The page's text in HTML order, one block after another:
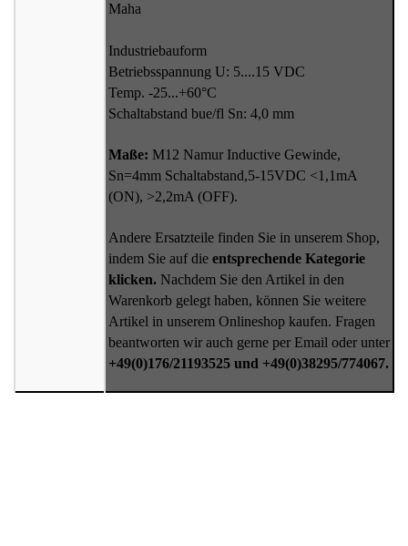
Maha
Industriebauform
Betriebsspannung U: 5....15 VDC
Temp. -25...+60°C
Schaltabstand bue/fl Sn: 4,0 mm
Maße: M12 Namur Inductive Gewinde,
Sn=4mm Schaltabstand,5-15VDC <1,1mA
(ON), >2,2mA (OFF).
Andere Ersatzteile finden Sie in unserem Shop,
indem Sie auf die entsprechende Kategorie
klicken. Nachdem Sie den Artikel in den
Warenkorb gelegt haben, können Sie weitere
Artikel in unserem Onlineshop kaufen. Fragen
beantworten wir auch gerne per Email oder unter
+49(0)176/21193525 und +49(0)38295/774067.